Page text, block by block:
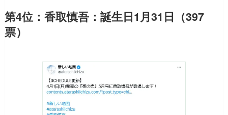
第4位：香取慎吾：誕生日1月31日（397
票）